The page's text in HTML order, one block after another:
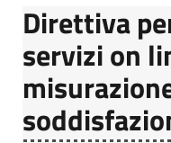
Direttiva
servizi on